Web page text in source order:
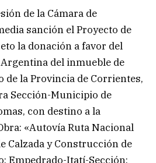
de la Cámara de
sanción el Proyecto de
la donación a favor del
del inmueble de
de la Provincia de Corrientes,
Sección-Municipio de
con destino a la
«Autovía Ruta Nacional
Calzada y Construcción de
Empedrado-Itatí-Sección: